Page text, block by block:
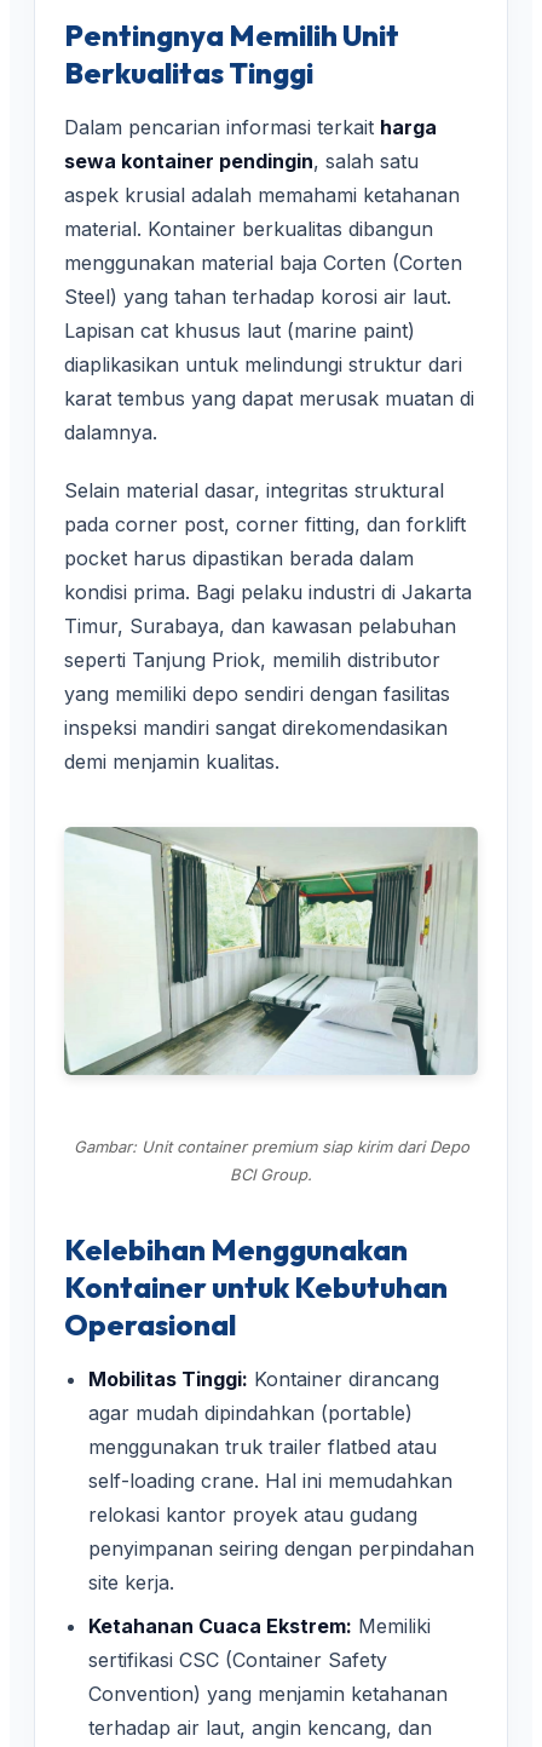
Pentingnya Memilih Unit
Berkualitas Tinggi
Dalam pencarian informasi terkait harga
sewa kontainer pendingin, salah satu
aspek krusial adalah memahami ketahanan
material. Kontainer berkualitas dibangun
menggunakan material baja Corten (Corten
Steel) yang tahan terhadap korosi air laut.
Lapisan cat khusus laut (marine paint)
diaplikasikan untuk melindungi struktur dari
karat tembus yang dapat merusak muatan di
dalamnya.
Selain material dasar, integritas struktural
pada corner post, corner fitting, dan forklift
pocket harus dipastikan berada dalam
kondisi prima. Bagi pelaku industri di Jakarta
Timur, Surabaya, dan kawasan pelabuhan
seperti Tanjung Priok, memilih distributor
yang memiliki depo sendiri dengan fasilitas
inspeksi mandiri sangat direkomendasikan
demi menjamin kualitas.
Gambar: Unit container premium siap kirim dari Depo
BCI Group.
Kelebihan Menggunakan
Kontainer untuk Kebutuhan
Operasional
Mobilitas Tinggi: Kontainer dirancang
agar mudah dipindahkan (portable)
menggunakan truk trailer flatbed atau
self-loading crane. Hal ini memudahkan
relokasi kantor proyek atau gudang
penyimpanan seiring dengan perpindahan
site kerja.
Ketahanan Cuaca Ekstrem: Memiliki
sertifikasi CSC (Container Safety
Convention) yang menjamin ketahanan
terhadap air laut, angin kencang, dan